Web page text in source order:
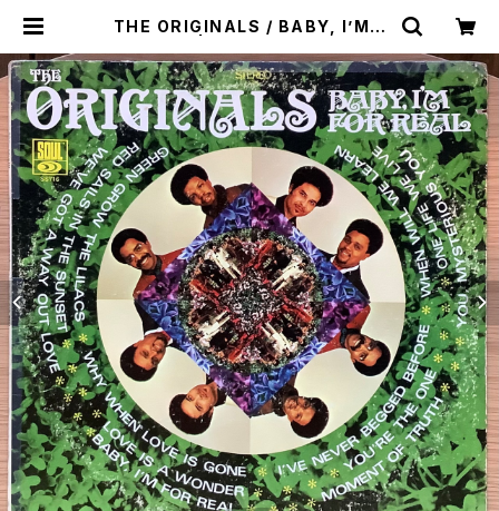
THE ORIGINALS / BABY, I’M F
ds